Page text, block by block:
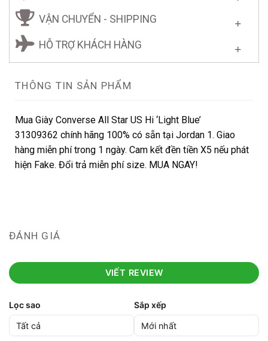
VẬN CHUYỂN - SHIPPING
HỖ TRỢ KHÁCH HÀNG
THÔNG TIN SẢN PHẨM
Mua Giày Converse All Star US Hi ‘Light Blue’
31309362 chính hãng 100% có sẵn tại Jordan 1. Giao
hàng miễn phí trong 1 ngày. Cam kết đền tiền X5 nếu phát
hiện Fake. Đổi trả miễn phí size. MUA NGAY!
ĐÁNH GIÁ
VIẾT REVIEW
Lọc sao Sắp xếp